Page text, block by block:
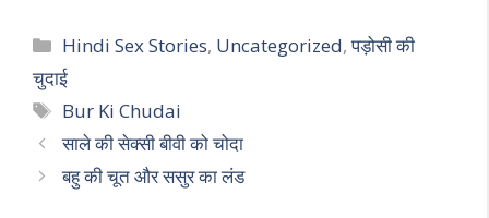
Categories
Hindi Sex Stories, Uncategorized,पड़ोसी की
चुदाई
Tags
Bur Ki Chudai
साले की सेक्सी बीवी को चोदा
बहु की चूत और ससुर का लंड